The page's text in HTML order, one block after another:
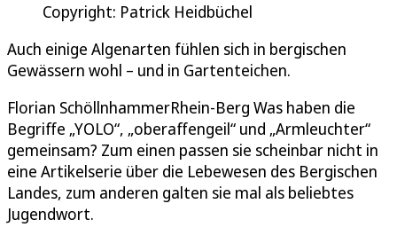
Copyright: Patrick Heidbüchel
Auch einige Algenarten fühlen sich in bergischen
Gewässern wohl – und in Gartenteichen.
Florian SchöllnhammerRhein-Berg Was haben die
Begriffe „YOLO“, „oberaffengeil“ und „Armleuchter“
gemeinsam? Zum einen passen sie scheinbar nicht in
eine Artikelserie über die Lebewesen des Bergischen
Landes, zum anderen galten sie mal als beliebtes
Jugendwort.